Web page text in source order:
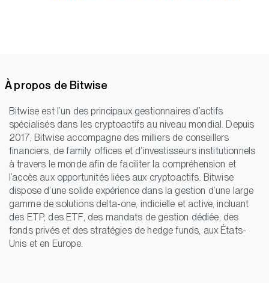
À propos de Bitwise
Bitwise est l’un des principaux gestionnaires d’actifs
spécialisés dans les cryptoactifs au niveau mondial. Depuis
2017, Bitwise accompagne des milliers de conseillers
financiers, de family offices et d’investisseurs institutionnels
à travers le monde afin de faciliter la compréhension et
l’accès aux opportunités liées aux cryptoactifs. Bitwise
dispose d’une solide expérience dans la gestion d’une large
gamme de solutions delta-one, indicielle et active, incluant
des ETP, des ETF, des mandats de gestion dédiée, des
fonds privés et des stratégies de hedge funds, aux États-
Unis et en Europe.